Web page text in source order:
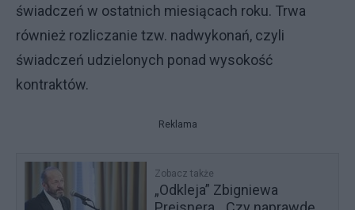
świadczeń w ostatnich miesiącach roku. Trwa
również rozliczanie tzw. nadwykonań, czyli
świadczeń udzielonych ponad wysokość
kontraktów.
Reklama
Zobacz także
„Odkleja” Zbigniewa